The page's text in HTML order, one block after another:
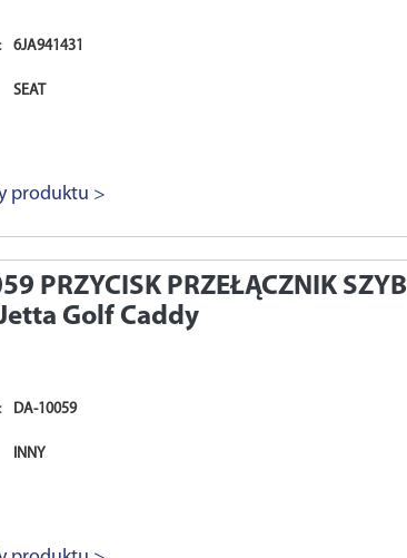
6JA941431
SEAT
produktu >
PRZYCISK PRZEŁĄCZNIK SZYB
Golf Caddy
DA-10059
INNY